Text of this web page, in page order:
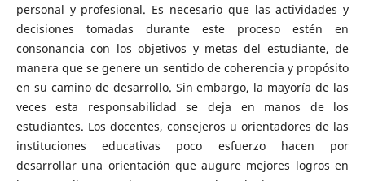
personal y profesional. Es necesario que las actividades y
decisiones tomadas durante este proceso estén en
consonancia con los objetivos y metas del estudiante, de
manera que se genere un sentido de coherencia y propósito
en su camino de desarrollo. Sin embargo, la mayoría de las
veces esta responsabilidad se deja en manos de los
estudiantes. Los docentes, consejeros u orientadores de las
instituciones educativas poco esfuerzo hacen por
desarrollar una orientación que augure mejores logros en